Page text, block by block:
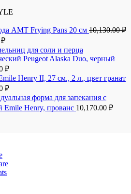
AMT Frying Pans 20 см 10,130.00₽
₽
для соли и перца
Peugeot Alaska Duo, черный
₽
Henry II, 27 см., 2 л., цвет гранат
₽
форма для запекания с
Emile Henry, прованс 10,170.00 ₽